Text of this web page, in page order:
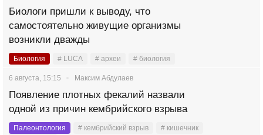
Биологи пришли к выводу, что
самостоятельно живущие организмы
возникли дважды
Биология # LUCA # археи # биология
6 августа, 15:15 Максим Абдулаев
Появление плотных фекалий назвали
одной из причин кембрийского взрыва
Палеонтология # кембрийский взрыв
# кишечник